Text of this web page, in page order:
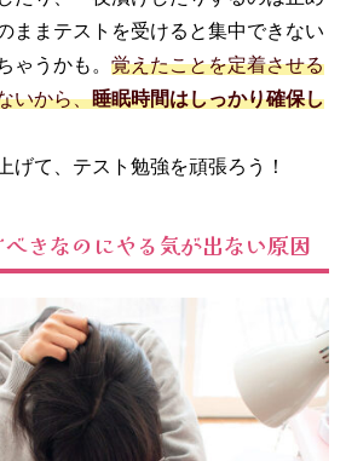
ままテストを受けると集中できない
ゃうかも。 覚えたことを定着させる
いから、睡眠時間はしっかり確保し
げて、テスト勉強を頑張ろう！
きなのにやる気が出ない原因